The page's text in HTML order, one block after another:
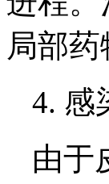
局部
4. 感
由于